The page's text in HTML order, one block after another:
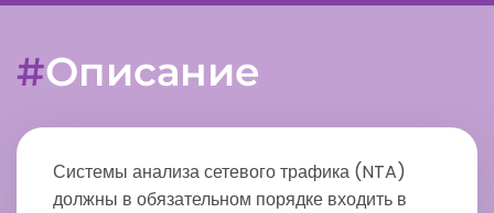
Описание
Системы анализа сетевого трафика (NTA)
должны в обязательном порядке входить в